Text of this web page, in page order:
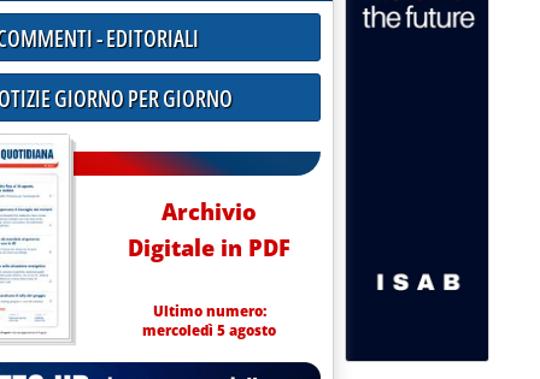
- EDITORIALI
GIORNO PER GIORNO
Archivio
Digitale in PDF
Ultimo numero:
mercoledì 5 agosto